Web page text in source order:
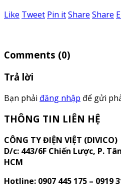
Like Tweet Pin itShare Share
Comments (0)
Trả lời
Bạn phải đăng nhập để gửi
THÔNG TIN LIÊN HỆ
CÔNG TY ĐIỆN VIỆT (DIVICO)
D/c: 443/6F Chiến Lược, P.
HCM
Hotline: 0907 445 175 – 0919